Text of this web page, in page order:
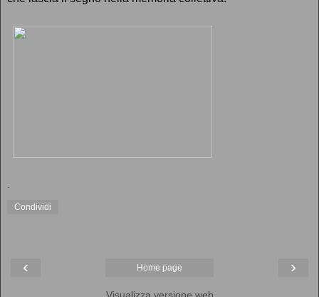
.
Condividi
‹ ›
Home page